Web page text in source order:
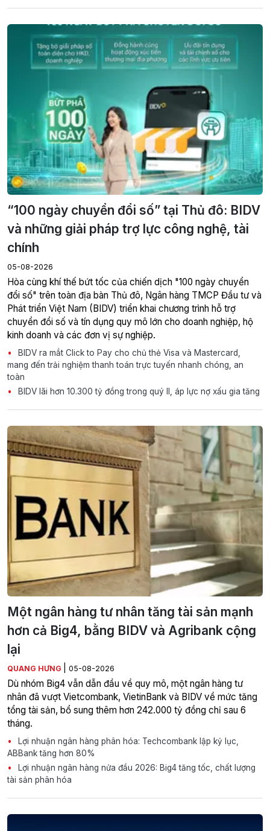
“100 ngày chuyển đổi số” tại Thủ đô: BIDV
và những giải pháp trợ lực công nghệ, tài
chính
05-08-2026
Hòa cùng khí thế bứt tốc của chiến dịch "100 ngày chuyển
đổi số" trên toàn địa bàn Thủ đô, Ngân hàng TMCP Đầu tư và
Phát triển Việt Nam (BIDV) triển khai chương trình hỗ trợ
chuyển đổi số và tín dụng quy mô lớn cho doanh nghiệp, hộ
kinh doanh và các đơn vị sự nghiệp.
BIDV ra mắt Click to Pay cho chủ thẻ Visa và Mastercard,
mang đến trải nghiệm thanh toán trực tuyến nhanh chóng, an
toàn
BIDV lãi hơn 10.300 tỷ đồng trong quý II, áp lực nợ xấu gia tăng
Một ngân hàng tư nhân tăng tài sản mạnh
hơn cả Big4, bằng BIDV và Agribank cộng
lại
QUANG HƯNG 05-08-2026
Dù nhóm Big4 vẫn dẫn đầu về quy mô, một ngân hàng tư
nhân đã vượt Vietcombank, VietinBank và BIDV về mức tăng
tổng tài sản, bổ sung thêm hơn 242.000 tỷ đồng chỉ sau 6
tháng.
Lợi nhuận ngân hàng phân hóa: Techcombank lập kỷ lục,
ABBank tăng hơn 80%
Lợi nhuận ngân hàng nửa đầu 2026: Big4 tăng tốc, chất lượng
tài sản phân hóa